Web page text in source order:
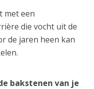
met een
die vocht uit de
de jaren heen kan
bakstenen van je